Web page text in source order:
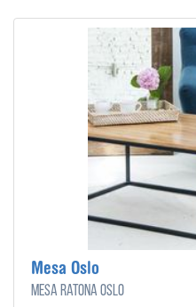
Mesa Oslo
Mesa ratona Oslo